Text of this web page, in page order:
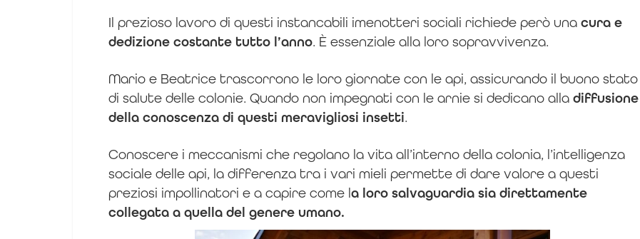
Il prezioso lavoro di questi instancabili imenotteri sociali richiede però una cura e
dedizione costante tutto l’anno. È essenziale alla loro sopravvivenza.
Mario e Beatrice trascorrono le loro giornate con le api, assicurando il buono stato
di salute delle colonie. Quando non impegnati con le arnie si dedicano alla diffusione
della conoscenza di questi meravigliosi insetti.
Conoscere i meccanismi che regolano la vita all’interno della colonia, l’intelligenza
sociale delle api, la differenza tra i vari mieli permette di dare valore a questi
preziosi impollinatori e a capire come la loro salvaguardia sia direttamente
collegata a quella del genere umano.